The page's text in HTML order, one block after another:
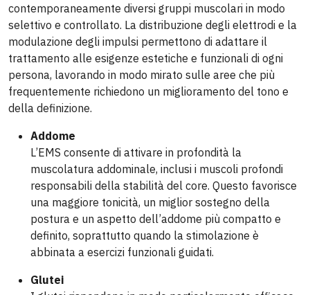
contemporaneamente diversi gruppi muscolari in modo
selettivo e controllato. La distribuzione degli elettrodi e la
modulazione degli impulsi permettono di adattare il
trattamento alle esigenze estetiche e funzionali di ogni
persona, lavorando in modo mirato sulle aree che più
frequentemente richiedono un miglioramento del tono e
della definizione.
Addome
L’EMS consente di attivare in profondità la
muscolatura addominale, inclusi i muscoli profondi
responsabili della stabilità del core. Questo favorisce
una maggiore tonicità, un miglior sostegno della
postura e un aspetto dell’addome più compatto e
definito, soprattutto quando la stimolazione è
abbinata a esercizi funzionali guidati.
Glutei